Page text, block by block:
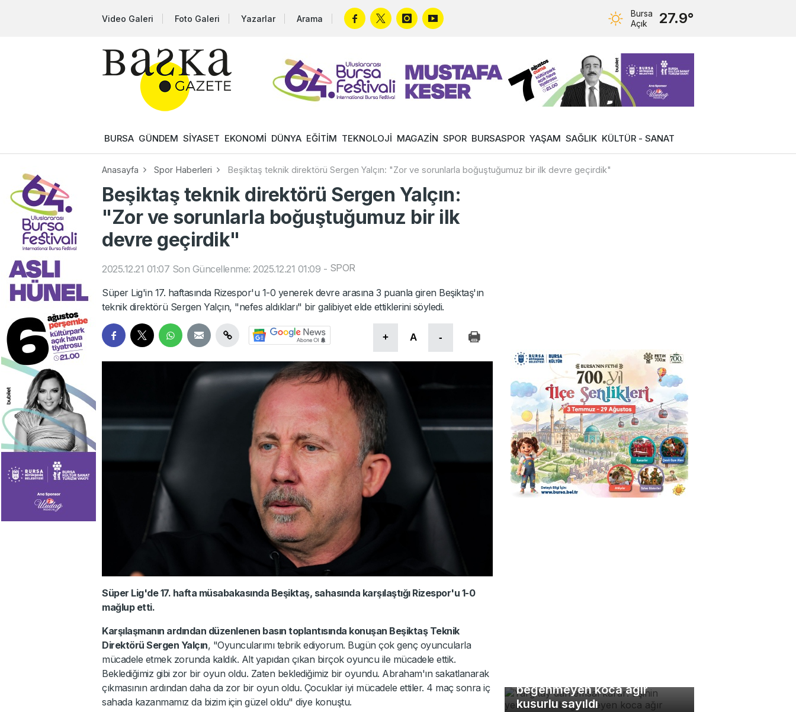
Video Galeri Foto Galeri Yazarlar Arama
Bursa
Açık
27.9°
BURSA GÜNDEM SİYASET EKONOMİ DÜNYA EĞİTİM TEKNOLOJİ MAGAZİN SPOR BURSASPOR YAŞAM SAĞLIK KÜLTÜR - SANAT
Anasayfa Spor Haberleri Beşiktaş teknik direktörü Sergen Yalçın: "Zor ve sorunlarla boğuştuğumuz bir ilk devre geçirdik"
Beşiktaş teknik direktörü Sergen Yalçın:
"Zor ve sorunlarla boğuştuğumuz bir ilk
devre geçirdik"
2025.12.21 01:07 Son Güncellenme: 2025.12.21 01:09 - SPOR
Süper Lig'in 17. haftasında Rizespor'u 1-0 yenerek devre arasına 3 puanla giren Beşiktaş'ın
teknik direktörü Sergen Yalçın, "nefes aldıkları" bir galibiyet elde ettiklerini söyledi.
+ A -
Süper Lig'de 17. hafta müsabakasında Beşiktaş, sahasında karşılaştığı Rizespor'u 1-0
mağlup etti.
Karşılaşmanın ardından düzenlenen basın toplantısında konuşan Beşiktaş Teknik
Direktörü Sergen Yalçın, "Oyuncularımı tebrik ediyorum. Bugün çok genç oyuncularla
mücadele etmek zorunda kaldık. Alt yapıdan çıkan birçok oyuncu ile mücadele ettik.
Beklediğimiz gibi zor bir oyun oldu. Zaten beklediğimiz bir oyundu. Abraham'ın sakatlanarak
çıkmasının ardından daha da zor bir oyun oldu. Çocuklar iyi mücadele ettiler. 4 maç sonra iç
sahada kazanmamız da bizim için güzel oldu" diye konuştu.
beğenmeyen koca ağır
kusurlu sayıldı